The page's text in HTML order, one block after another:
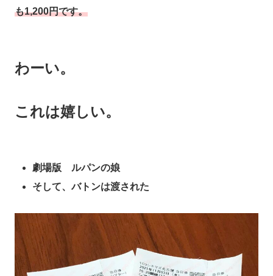
も1,200円です。
わーい。
これは嬉しい。
劇場版 ルパンの娘
そして、バトンは渡された